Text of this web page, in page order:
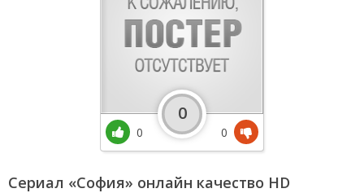
Сериал «София» онлайн качество HD
0
0
0